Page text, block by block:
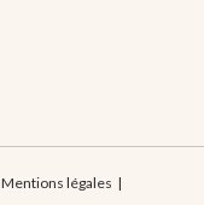
Mentions légales |